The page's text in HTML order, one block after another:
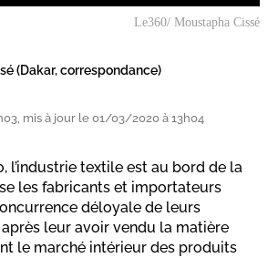
Le360/ Moustapha Cissé
(Dakar, correspondance)
mis à jour le 01/03/2020 à 13h04
l’industrie textile est au bord de la
les fabricants et importateurs
déloyale de leurs
leur avoir vendu la matière
le marché intérieur des produits